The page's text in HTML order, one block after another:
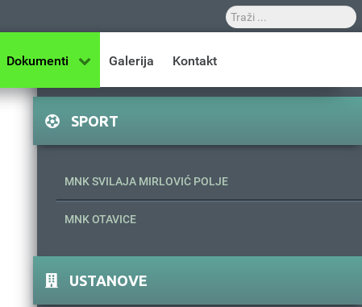
Dokumenti Galerija Kontakt
SPORT
MNK SVILAJA MIRLOVIĆ POLJE
MNK OTAVICE
USTANOVE